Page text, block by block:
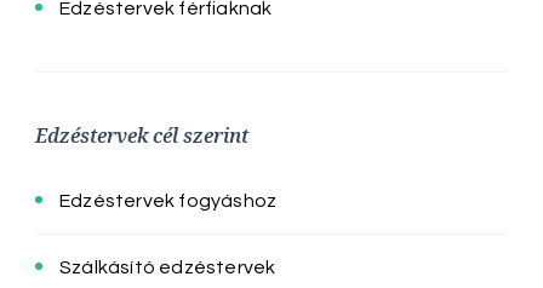
Edzéstervek férfiaknak
Edzéstervek cél szerint
Edzéstervek fogyáshoz
Szálkásító edzéstervek